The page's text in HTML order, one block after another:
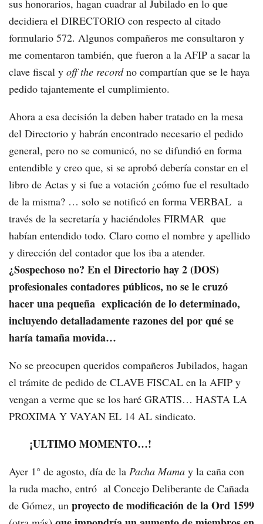
sus honorarios, hagan cuadrar al Jubilado en lo que
decidiera el DIRECTORIO con respecto al citado
formulario 572. Algunos compañeros me consultaron y
me comentaron también, que fueron a la AFIP a sacar la
clave fiscal y off the recordno compartían que se le haya
pedido tajantemente el cumplimiento.
Ahora a esa decisión la deben haber tratado en la mesa
del Directorio y habrán encontrado necesario el pedido
general, pero no se comunicó, no se difundió en forma
entendible y creo que, si se aprobó debería constar en el
libro de Actas y si fue a votación ¿cómo fue el resultado
de la misma? … solo se notificó en forma VERBAL a
través de la secretaría y haciéndoles FIRMAR que
habían entendido todo. Claro como el nombre y apellido
y dirección del contador que los iba a atender.
¿Sospechoso no? En el Directorio hay 2 (DOS)
profesionales contadores públicos, no se le cruzó
hacer una pequeña explicación de lo determinado,
incluyendo detalladamente razones del por qué se
haría tamaña movida…
No se preocupen queridos compañeros Jubilados, hagan
el trámite de pedido de CLAVE FISCAL en la AFIP y
vengan a verme que se los haré GRATIS… HASTA LA
PROXIMA Y VAYAN EL 14 AL sindicato.
¡ULTIMO MOMENTO…!
Ayer 1° de agosto, día de la Pacha Mama y la caña con
la ruda macho, entró al Concejo Deliberante de Cañada
de Gómez, un proyecto de modificación de la Ord 1599